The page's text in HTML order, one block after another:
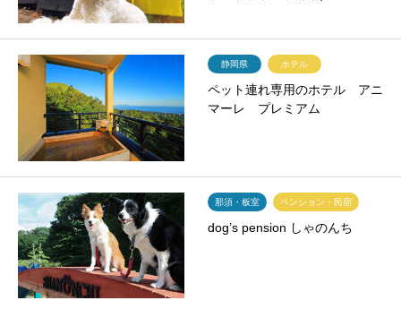
静岡県 ホテル
ペット連れ専用のホテル アニ
マーレ プレミアム
那須・板室 ペンション・民宿
dog’s pension しゃのんち